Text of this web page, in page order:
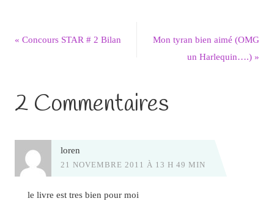
« Concours STAR # 2 Bilan
Mon tyran bien aimé (OMG
un Harlequin….)»
2 Commentaires
loren
21 NOVEMBRE 2011 À 13 H 49 MIN
le livre est tres bien pour moi